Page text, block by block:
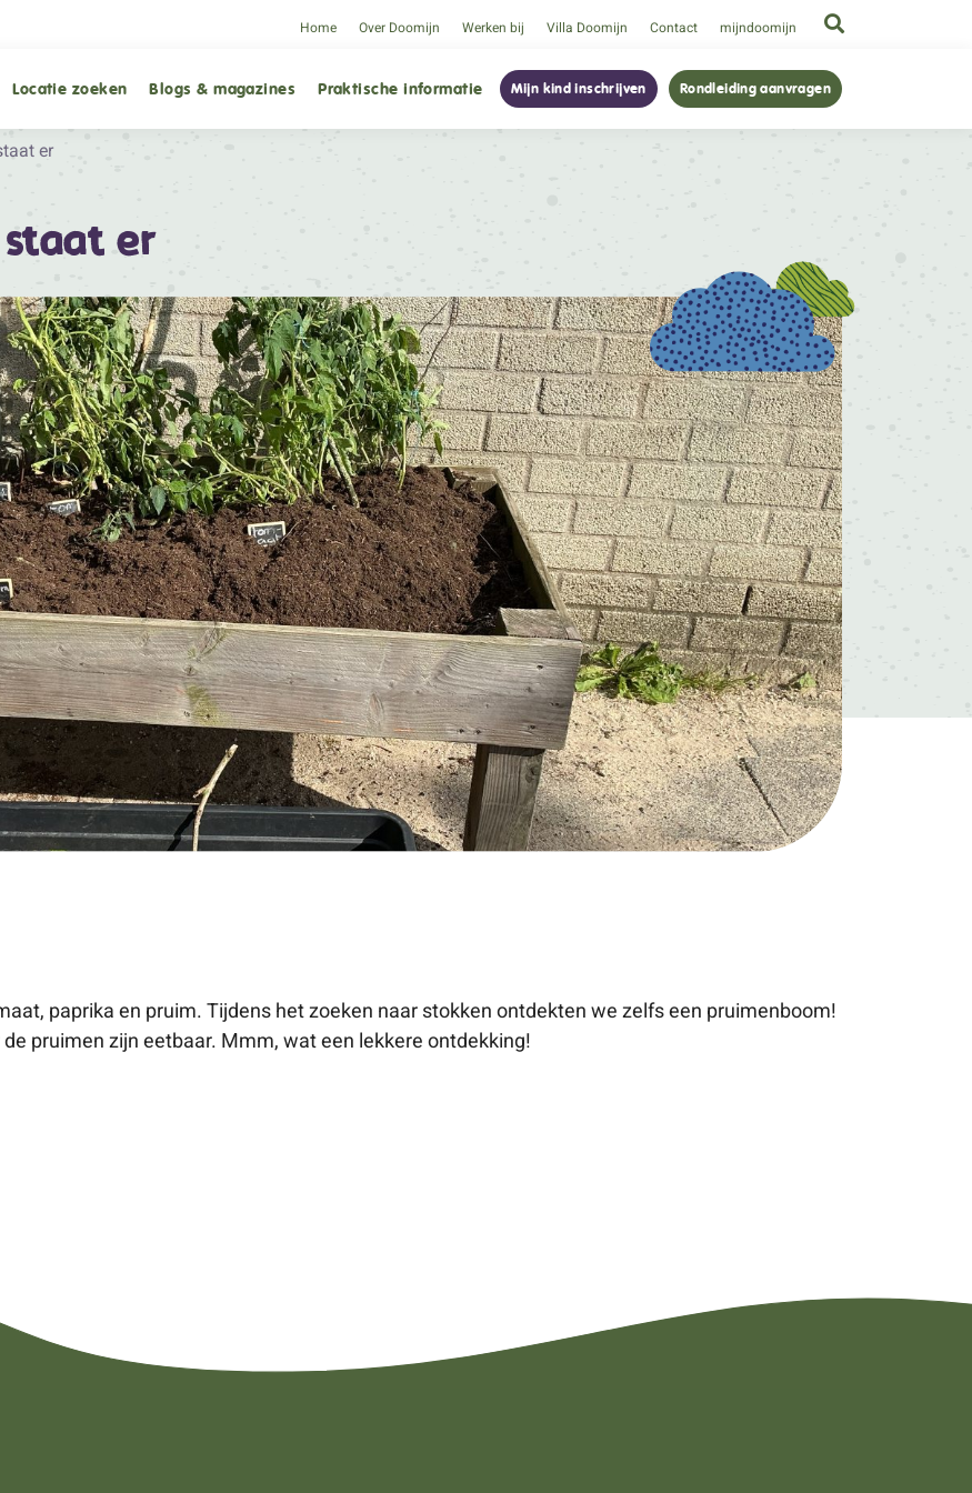
Home Over Doomijn Werken bij Villa Doomijn Contact mijndoomijn
Locatie zoeken Blogs & magazines Praktische informatie Mijn kind inschrijven Rondleiding aanvragen
er
er
paprika en pruim. Tijdens het zoeken naar stokken ontdekten we zelfs een pruimenboom!
pruimen zijn eetbaar. Mmm, wat een lekkere ontdekking!